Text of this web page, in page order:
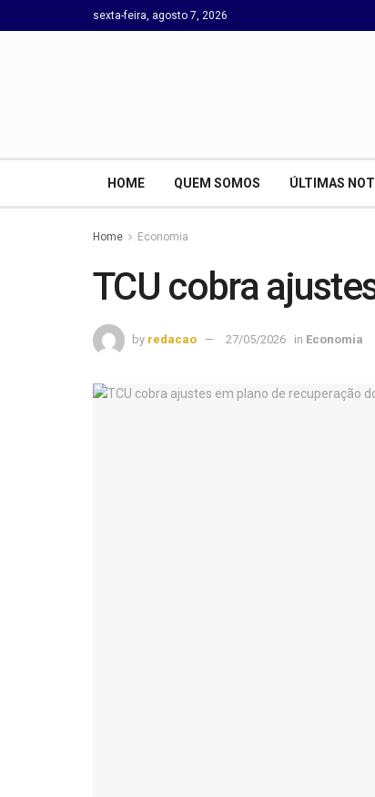
sexta-feira, agosto 7, 2026
HOME QUEM SOMOS ÚLTIMAS
Home Economia
TCU cobra
by redacao 27/05/2026 in Economia